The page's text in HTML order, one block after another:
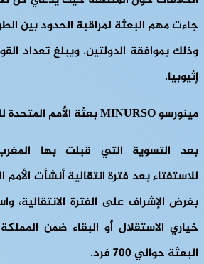
جاءت مهم البعثة لمراقبة الحدود بين
إثيوبيا.
مينورسو MINURSO بعثة الأمم المتحدة للصحراء الغربية
بعد التسوية التي قبلت بها
بغرض الإشراف على الفترة الانتقالية،
خياري الاستقلال أو البقاء ضمن
البعثة حوالي 700 فرد.